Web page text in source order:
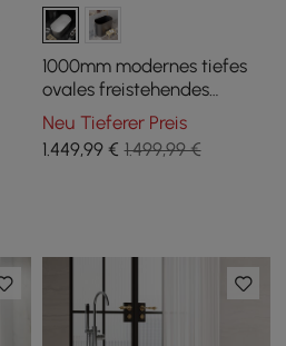
1000mm modernes tiefes
ovales freistehendes
mattweißes Steinharz
japanisches Bad
Neu Tieferer Preis
1.449,99€ 1.499,99 €